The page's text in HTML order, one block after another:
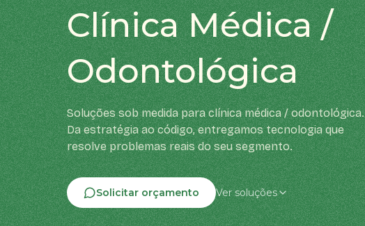
Clínica Médica /
Odontológica
Soluções sob medida para clínica médica / odontológica.
Da estratégia ao código, entregamos tecnologia que
resolve problemas reais do seu segmento.
Solicitar orçamento Ver soluções